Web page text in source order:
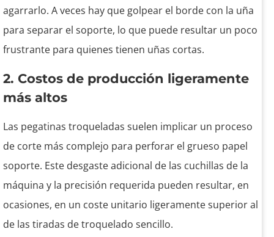
agarrarlo. A veces hay que golpear el borde con la uña
para separar el soporte, lo que puede resultar un poco
frustrante para quienes tienen uñas cortas.
2. Costos de producción ligeramente
más altos
Las pegatinas troqueladas suelen implicar un proceso
de corte más complejo para perforar el grueso papel
soporte. Este desgaste adicional de las cuchillas de la
máquina y la precisión requerida pueden resultar, en
ocasiones, en un coste unitario ligeramente superior al
de las tiradas de troquelado sencillo.